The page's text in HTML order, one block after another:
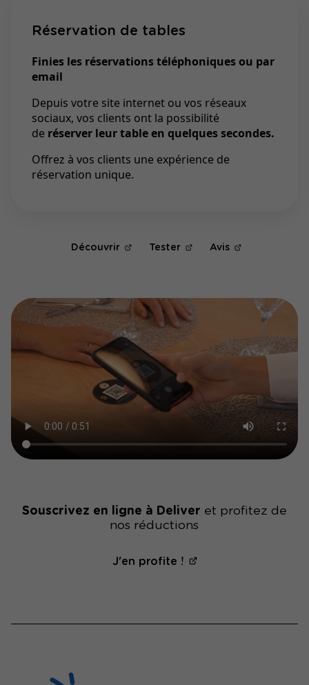
Réservation de tables
Finies les réservations téléphoniques ou par
email
Depuis votre site internet ou vos réseaux
sociaux, vos clients ont la possibilité
de réserver leur table en quelques secondes.
Offrez à vos clients une expérience de
réservation unique.
Découvrir Tester Avis
Souscrivez en ligne à Deliver et profitez de
nos réductions
J'en profite !